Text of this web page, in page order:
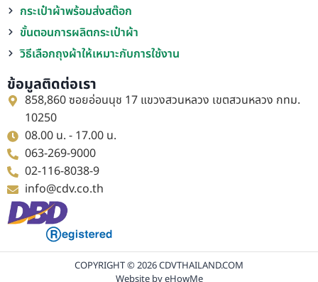
กระเป๋าผ้าพร้อมส่งสต๊อก
ขั้นตอนการผลิตกระเป๋าผ้า
วิธีเลือกถุงผ้าให้เหมาะกับการใช้งาน
ข้อมูลติดต่อเรา
858,860 ซอยอ่อนนุช 17 แขวงสวนหลวง เขตสวนหลวง กทม.
10250
08.00 น. - 17.00 น.
063-269-9000
02-116-8038-9
info@cdv.co.th
COPYRIGHT © 2026 CDVTHAILAND.COM
Website byeHowMe